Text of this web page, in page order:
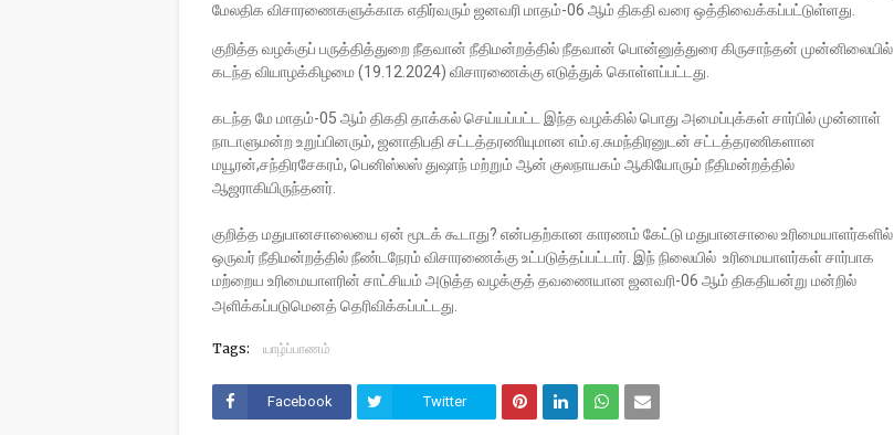
மேலதிக விசாரணைகளுக்காக எதிர்வரும் ஜனவரி மாதம்-06 ஆம் திகதி வரை ஒத்திவைக்கப்பட்டுள்ளது.
குறித்த வழக்குப் பருத்தித்துறை நீதவான் நீதிமன்றத்தில் நீதவான் பொன்னுத்துரை கிருசாந்தன் முன்னிலையில்
கடந்த வியாழக்கிழமை (19.12.2024) விசாரணைக்கு எடுத்துக் கொள்ளப்பட்டது.
கடந்த மே மாதம்-05 ஆம் திகதி தாக்கல் செய்யப்பட்ட இந்த வழக்கில் பொது அமைப்புக்கள் சார்பில் முன்னாள்
நாடாளுமன்ற உறுப்பினரும், ஜனாதிபதி சட்டத்தரணியுமான எம்.ஏ.சுமந்திரனுடன் சட்டத்தரணிகளான
மயூரன்,சந்திரசேகரம், பெனிஸ்லஸ் துஷாந் மற்றும் ஆன் குலநாயகம் ஆகியோரும் நீதிமன்றத்தில்
ஆஜராகியிருந்தனர்.
குறித்த மதுபானசாலையை ஏன் மூடக் கூடாது? என்பதற்கான காரணம் கேட்டு மதுபானசாலை உரிமையாளர்களில்
ஒருவர் நீதிமன்றத்தில் நீண்டநேரம் விசாரணைக்கு உட்படுத்தப்பட்டார். இந் நிலையில் உரிமையாளர்கள் சார்பாக
மற்றைய உரிமையாளரின் சாட்சியம் அடுத்த வழக்குத் தவணையான ஜனவரி-06 ஆம் திகதியன்று மன்றில்
அளிக்கப்படுமெனத் தெரிவிக்கப்பட்டது.
Tags: யாழ்ப்பாணம்
Facebook Twitter